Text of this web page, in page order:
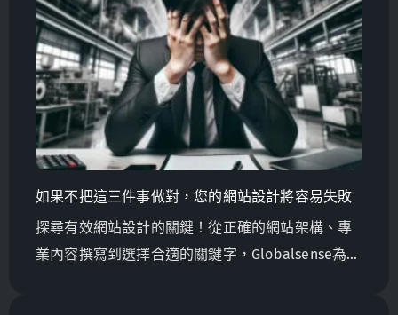
如果不把這三件事做對，您的網站設計將容易失敗
探尋有效網站設計的關鍵！從正確的網站架構、專
業內容撰寫到選擇合適的關鍵字，Globalsense為台